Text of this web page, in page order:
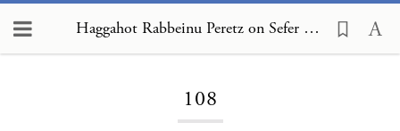
Haggahot Rabbeinu Peretz on Sefer Mitzvot Katan 108
108